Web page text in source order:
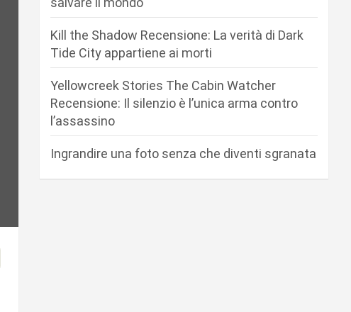
Kill the Shadow Recensione: La verità di Dark
Tide City appartiene ai morti
Yellowcreek Stories The Cabin Watcher
Recensione: Il silenzio è l’unica arma contro
l’assassino
Ingrandire una foto senza che diventi sgranata